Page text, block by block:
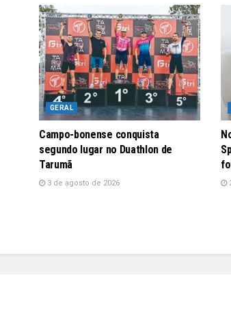
GERAL
Campo-bonense conquista
segundo lugar no Duathlon de
Tarumã
3 de agosto de 2026